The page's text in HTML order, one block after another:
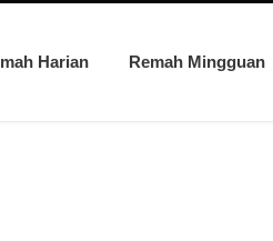
Harian Remah Mingguan